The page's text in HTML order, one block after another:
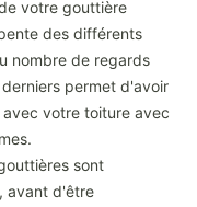
votre gouttière
des différents
nombre de regards
permet d'avoir
votre toiture avec
sont
avant d'être